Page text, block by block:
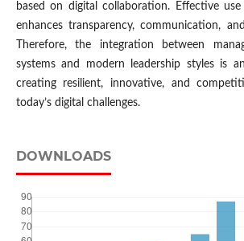
based on digital collaboration. Effective
enhances transparency, communication,
Therefore, the integration between
systems and modern leadership styles is
creating resilient, innovative, and
today’s digital challenges.
DOWNLOADS